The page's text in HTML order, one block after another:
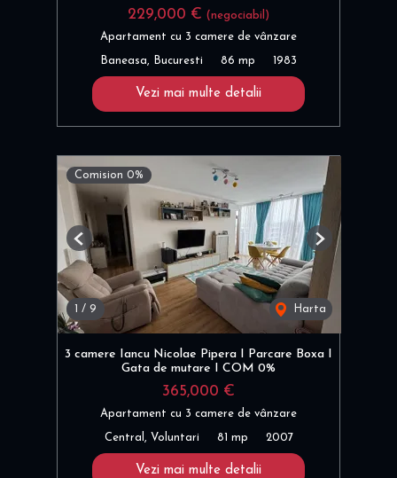
229,000 € (negociabil)
Apartament cu 3 camere de vânzare
Baneasa, Bucuresti 86 mp 1983
Vezi mai multe detalii
Comision 0%
/ 9 Harta
Previous Next
3 camere Iancu Nicolae Pipera I Parcare Boxa I
Gata de mutare I COM 0%
365,000 €
Apartament cu 3 camere de vânzare
Central, Voluntari 81 mp 2007
Vezi mai multe detalii